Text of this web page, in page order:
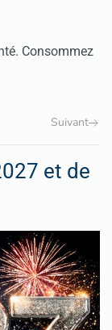
Consommez
Suivant
et de